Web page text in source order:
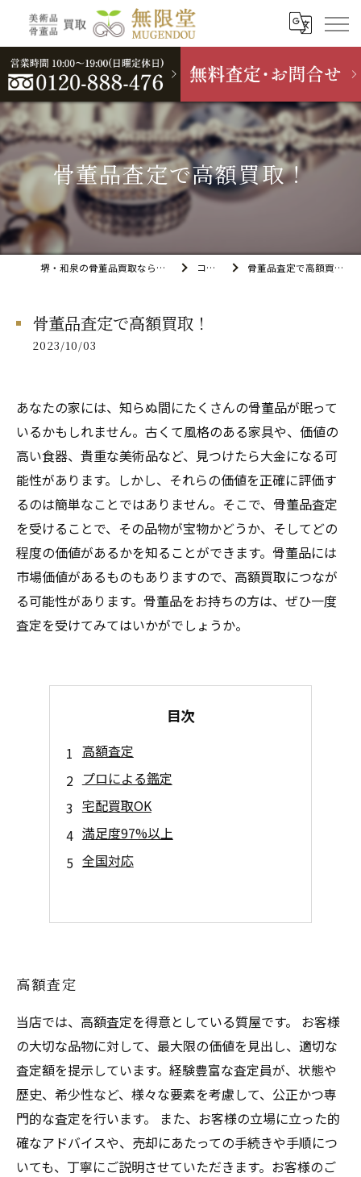
骨董品査定で高額買取！
堺・和泉の骨董品買取なら無限堂 コラム 骨董品査定で高額買取！
骨董品査定で高額買取！
2023/10/03
あなたの家には、知らぬ間にたくさんの骨董品が眠って
いるかもしれません。古くて風格のある家具や、価値の
高い食器、貴重な美術品など、見つけたら大金になる可
能性があります。しかし、それらの価値を正確に評価す
るのは簡単なことではありません。そこで、骨董品査定
を受けることで、その品物が宝物かどうか、そしてどの
程度の価値があるかを知ることができます。骨董品には
市場価値があるものもありますので、高額買取につなが
る可能性があります。骨董品をお持ちの方は、ぜひ一度
査定を受けてみてはいかがでしょうか。
目次
高額査定
プロによる鑑定
宅配買取OK
満足度97%以上
全国対応
高額査定
当店では、高額査定を得意としている質屋です。 お客様
の大切な品物に対して、最大限の価値を見出し、適切な
査定額を提示しています。経験豊富な査定員が、状態や
歴史、希少性など、様々な要素を考慮して、公正かつ専
門的な査定を行います。 また、お客様の立場に立った的
確なアドバイスや、売却にあたっての手続きや手順につ
いても、丁寧にご説明させていただきます。お客様のご